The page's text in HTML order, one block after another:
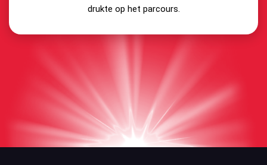
drukte op het parcours.